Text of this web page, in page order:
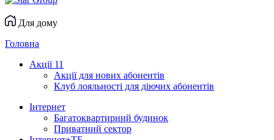
Для дому
Головна
Акції 11
Акції для нових абонентів
Клуб лояльності для діючих абонентів
Інтернет
Багатоквартирний будинок
Приватний сектор